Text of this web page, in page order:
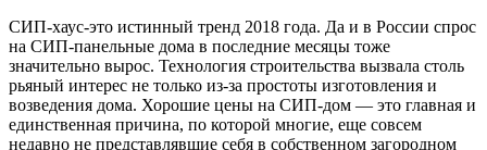
СИП-хаус-это истинный тренд 2018 года. Да и в России спрос
на СИП-панельные дома в последние месяцы тоже
значительно вырос. Технология строительства вызвала столь
рьяный интерес не только из-за простоты изготовления и
возведения дома. Хорошие цены на СИП-дом — это главная и
единственная причина, по которой многие, еще совсем
недавно не представлявшие себя в собственном загородном